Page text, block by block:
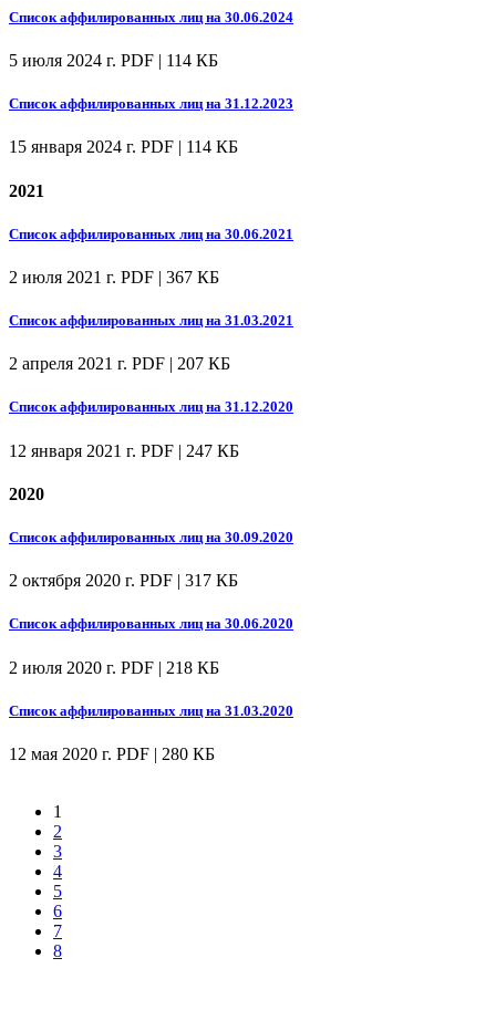
Список аффилированных лиц на 30.06.2024
5 июля 2024 г. PDF | 114 КБ
Список аффилированных лиц на 31.12.2023
15 января 2024 г. PDF | 114 КБ
2021
Список аффилированных лиц на 30.06.2021
2 июля 2021 г. PDF | 367 КБ
Список аффилированных лиц на 31.03.2021
2 апреля 2021 г. PDF | 207 КБ
Список аффилированных лиц на 31.12.2020
12 января 2021 г. PDF | 247 КБ
2020
Список аффилированных лиц на 30.09.2020
2 октября 2020 г. PDF | 317 КБ
Список аффилированных лиц на 30.06.2020
2 июля 2020 г. PDF | 218 КБ
Список аффилированных лиц на 31.03.2020
12 мая 2020 г. PDF | 280 КБ
1
2
3
4
5
6
7
8